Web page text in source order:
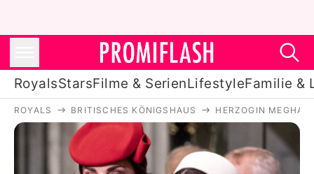
RoyalsStarsFilme & SerienLifestyleFamilie &
Royals
Stars
ROYALS BRITISCHES KÖNIGSHAUS HERZOGIN MEGHAN